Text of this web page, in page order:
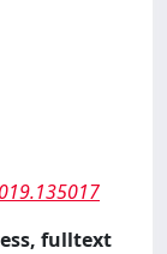
fulltext